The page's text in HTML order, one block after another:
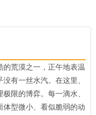
荒漠之一，正午地表温
有一丝水汽。在这里、
限的博弈。每一滴水、
型微小、看似脆弱的动